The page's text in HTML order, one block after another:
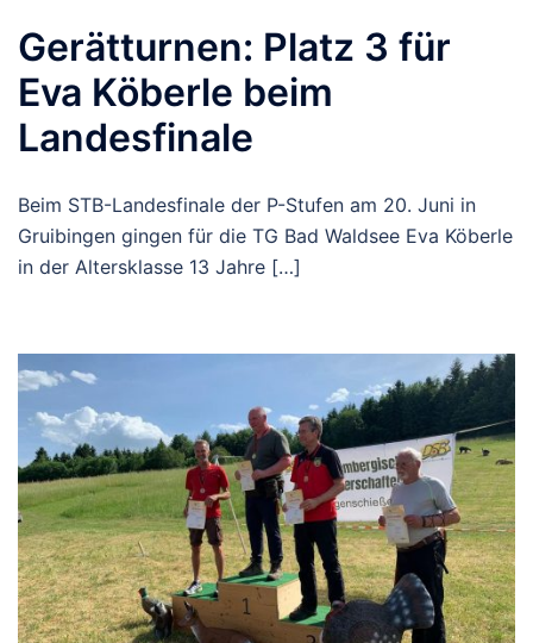
Gerätturnen: Platz 3 für
Eva Köberle beim
Landesfinale
Beim STB-Landesfinale der P-Stufen am 20. Juni in
Gruibingen gingen für die TG Bad Waldsee Eva Köberle
in der Altersklasse 13 Jahre […]